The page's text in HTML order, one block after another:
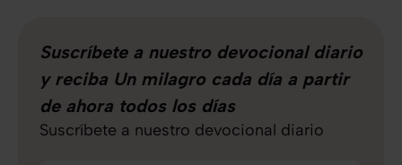
Suscríbete a nuestro devocional diario
y reciba Un milagro cada día a partir
de ahora todos los días
Suscríbete a nuestro devocional diario